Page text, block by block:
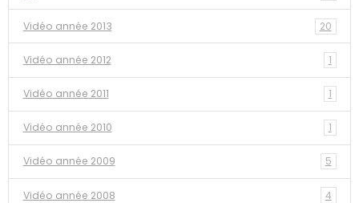
Vidéo année 2013 20
Vidéo année 2012 1
Vidéo année 2011 1
Vidéo année 2010 1
Vidéo année 2009 5
Vidéo année 2008 4